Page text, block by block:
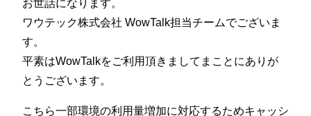
お世話になります。
ワウテック株式会社 WowTalk担当チームでございま
す。
平素はWowTalkをご利用頂きましてまことにありが
とうございます。
こちら一部環境の利用量増加に対応するためキャッシ